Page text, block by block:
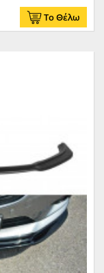
Το Θέλω